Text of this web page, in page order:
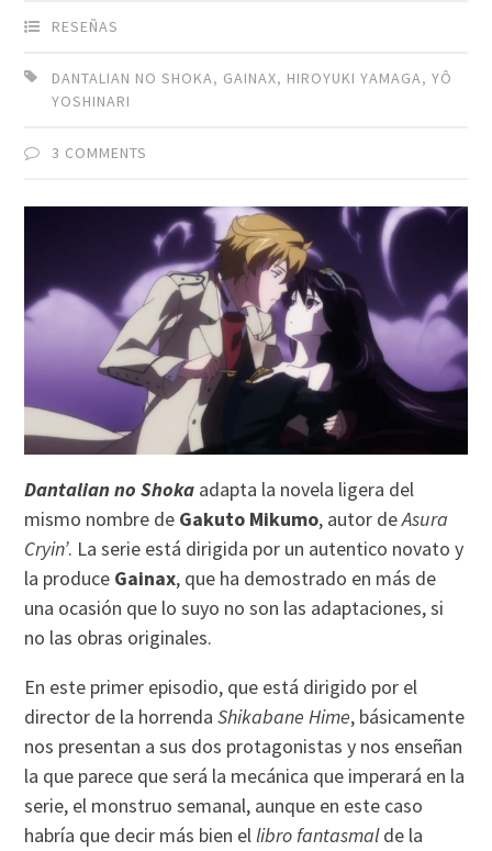
RESEÑAS
DANTALIAN NO SHOKA, GAINAX, HIROYUKI YAMAGA,YÔ
YOSHINARI
3 COMMENTS
Dantalian no Shoka adapta la novela ligera del
mismo nombre de Gakuto Mikumo, autor deAsura
Cryin’. La serie está dirigida por un autentico novato y
la produce Gainax, que ha demostrado en más de
una ocasión que lo suyo no son las adaptaciones, si
no las obras originales.
En este primer episodio, que está dirigido por el
director de la horrendaShikabane Hime, básicamente
nos presentan a sus dos protagonistas y nos enseñan
la que parece que será la mecánica que imperará en la
serie, el monstruo semanal, aunque en este caso
habría que decir más bien ellibro fantasmalde la